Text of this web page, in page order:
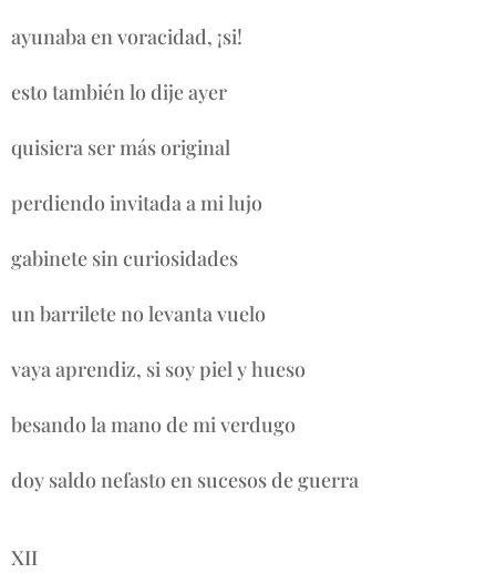
ayunaba en voracidad, ¡si!
esto también lo dije ayer
quisiera ser más original
perdiendo invitada a mi lujo
gabinete sin curiosidades
un barrilete no levanta vuelo
vaya aprendiz, si soy piel y hueso
besando la mano de mi verdugo
doy saldo nefasto en sucesos de guerra
XII